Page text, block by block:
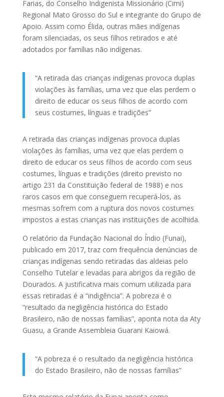
Farias, do Conselho Indigenista Missionário (Cimi)
Regional Mato Grosso do Sul e integrante do Grupo de
Apoio. Assim como Élida, outras mães indígenas
foram silenciadas, os seus filhos retirados e até
adotados por famílias não indígenas.
“A retirada das crianças indígenas provoca duplas
violações às famílias, uma vez que elas perdem o
direito de educar os seus filhos de acordo com
seus costumes, línguas e tradições”
A retirada das crianças indígenas provoca duplas
violações às famílias, uma vez que elas perdem o
direito de educar os seus filhos de acordo com seus
costumes, línguas e tradições (direito previsto no
artigo 231 da Constituição federal de 1988) e nos
raros casos em que conseguem recuperá-los, as
mesmas sofrem com a ruptura dos novos costumes
impostos a estas crianças nas instituições de acolhida.
O relatório da Fundação Nacional do Índio (Funai),
publicado em 2017, traz com frequência denúncias de
crianças indígenas sendo retiradas das aldeias pelo
Conselho Tutelar e levadas para abrigos da região de
Dourados. A justificativa mais comum utilizada para
essas retiradas é a “indigência”. A pobreza é o
“resultado da negligência histórica do Estado
Brasileiro, não de nossas famílias”, aponta nota da Aty
Guasu, a Grande Assembleia Guarani Kaiowá.
“A pobreza é o resultado da negligência histórica
do Estado Brasileiro, não de nossas famílias”